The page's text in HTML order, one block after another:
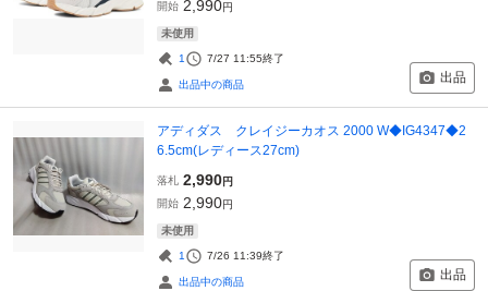
開始 2,990円
未使用
1 7/27 11:55終了
出品中の商品 出品
アディダス クレイジーカオス 2000 W◆IG4347◆2
6.5cm(レディース27cm)
落札 2,990円
開始 2,990円
未使用
1 7/26 11:39終了
出品中の商品 出品